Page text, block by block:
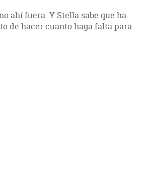
ahí fuera. Y Stella sabe que ha
de hacer cuanto haga falta para